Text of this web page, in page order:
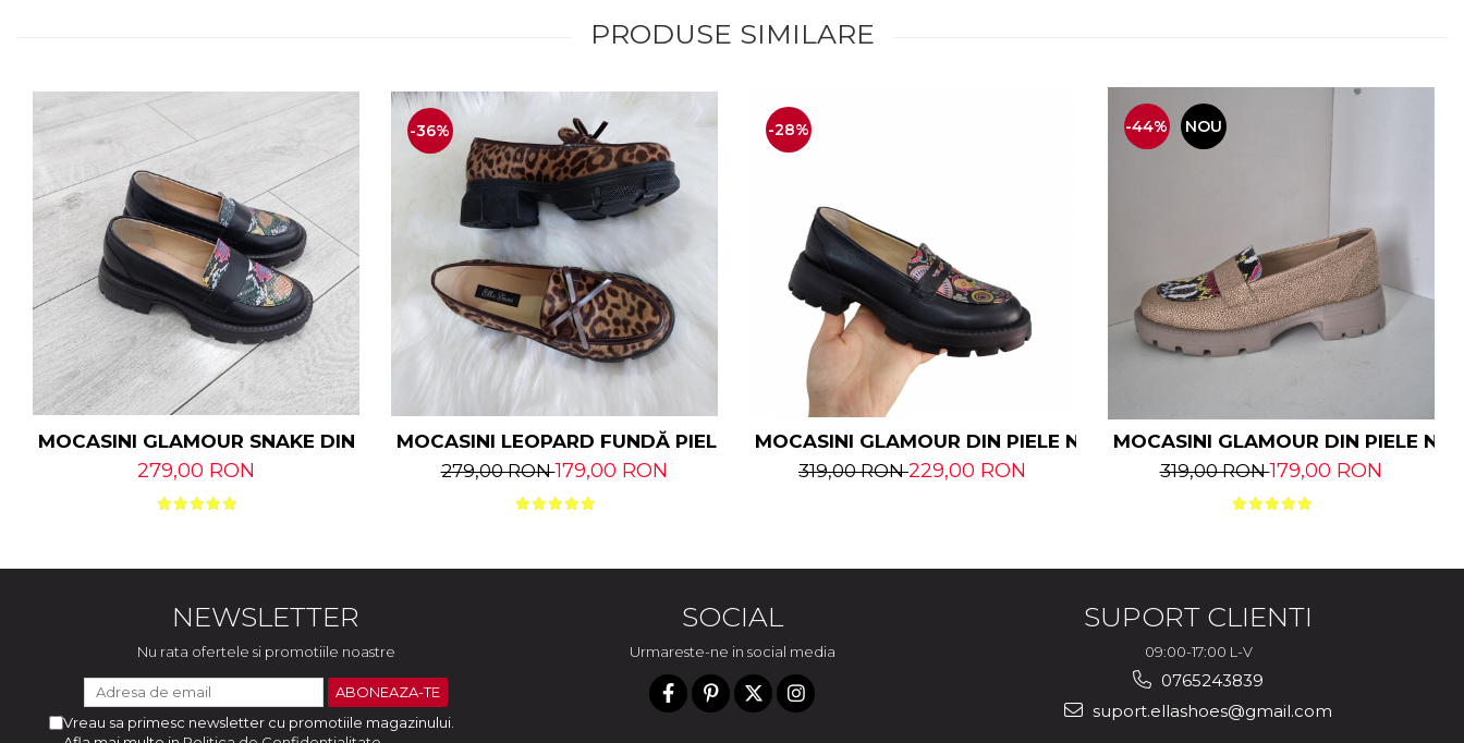
PRODUSE SIMILARE
MOCASINI GLAMOUR SNAKE DIN PIELE NATURALĂ
279,00 RON
-36%
MOCASINI LEOPARD FUNDĂ PIELE NATURALĂ
279,00 RON179,00 RON
-28%
MOCASINI GLAMOUR DIN PIELE NATURALĂ
319,00 RON229,00 RON
-44% NOU
MOCASINI GLAMOUR DIN PIELE
319,00 RON179,00 RON
NEWSLETTER
Nu rata ofertele si promotiile noastre
Vreau sa primesc newsletter cu promotiile magazinului.
SOCIAL
Urmareste-ne in social media
SUPORT CLIENTI
09:00-17:00 L-V
0765243839
suport.ellashoes@gmail.com